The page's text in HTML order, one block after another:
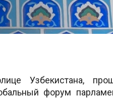
Узбекистана,
форум